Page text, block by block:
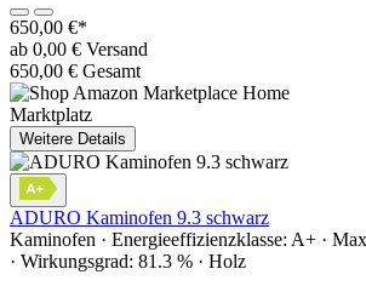
650,00 €*
ab 0,00 € Versand
650,00 € Gesamt
Marktplatz
Weitere Details
ADURO Kaminofen 9.3 schwarz
Kaminofen · Energieeffizienzklasse: A+ ·
· Wirkungsgrad: 81.3 % · Holz